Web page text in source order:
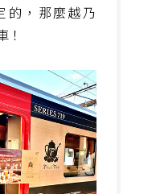
的，那麼越乃
！